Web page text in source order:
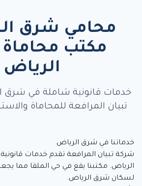
محامي شرق
مكتب
الرياض
خدمات قانونية شاملة في شرق
تبيان المرافعة للمحاماة
خدماتنا في شرق الرياض
شركة تبيان المرافعة تقدم خدمات
الرياض. مكتبنا يقع في حي الملقا مما
لسكان شرق الرياض.